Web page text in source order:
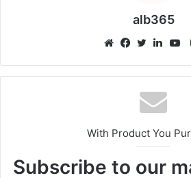
alb365
With Product You
Subscribe to our